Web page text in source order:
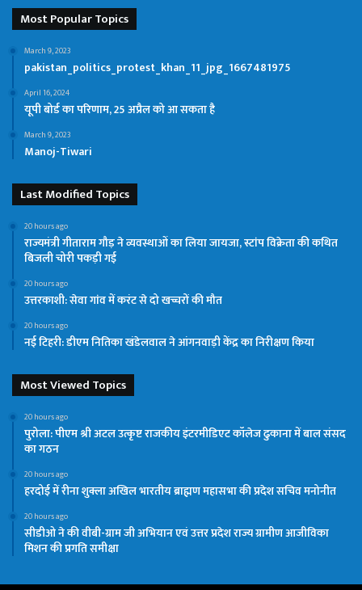
Most Popular Topics
March 9, 2023
pakistan_politics_protest_khan_11_jpg_1667481975
April 16, 2024
यूपी बोर्ड का परिणाम, 25 अप्रैल को आ सकता है
March 9, 2023
Manoj-Tiwari
Last Modified Topics
20 hours ago
राज्यमंत्री गीताराम गौड़ ने व्यवस्थाओं का लिया जायजा, स्टांप विक्रेता की कथित
बिजली चोरी पकड़ी गई
20 hours ago
उत्तरकाशी: सेवा गांव में करंट से दो खच्चरों की मौत
20 hours ago
नई टिहरी: डीएम नितिका खंडेलवाल ने आंगनवाड़ी केंद्र का निरीक्षण किया
Most Viewed Topics
20 hours ago
पुरोला: पीएम श्री अटल उत्कृष्ट राजकीय इंटरमीडिएट कॉलेज ढुकाना में बाल संसद
का गठन
20 hours ago
हरदोई में रीना शुक्ला अखिल भारतीय ब्राह्मण महासभा की प्रदेश सचिव मनोनीत
20 hours ago
सीडीओ ने की वीबी-ग्राम जी अभियान एवं उत्तर प्रदेश राज्य ग्रामीण आजीविका
मिशन की प्रगति समीक्षा